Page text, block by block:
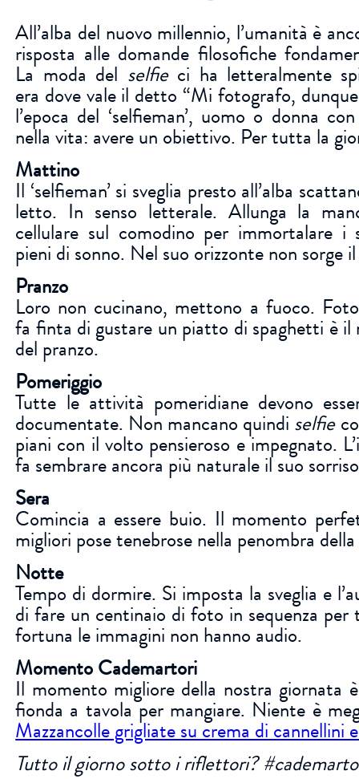
All’alba del nuovo millennio, l’umanità è
risposta alle domande filosofiche
La moda del selfieci ha letteralmente
era dove vale il detto “Mi fotografo,
l’epoca del ‘selfieman’, uomo o donna
nella vita: avere un obiettivo. Per tutta la
Mattino
Il ‘selfieman’ si sveglia presto all’alba
letto. In senso letterale. Allunga la
cellulare sul comodino per immortalare i
pieni di sonno. Nel suo orizzonte non sorge
Pranzo
Loro non cucinano, mettono a fuoco.
fa finta di gustare un piatto di spaghetti è
del pranzo.
Pomeriggio
Tutte le attività pomeridiane devono
documentate. Non mancano quindi selfie
piani con il volto pensieroso e impegnato.
fa sembrare ancora più naturale il suo
Sera
Comincia a essere buio. Il momento
migliori pose tenebrose nella penombra
Notte
Tempo di dormire. Si imposta la sveglia e
di fare un centinaio di foto in sequenza
fortuna le immagini non hanno audio.
Momento Cademartori
Il momento migliore della nostra giornata
fionda a tavola per mangiare. Niente è
Mazzancolle grigliate su crema di cannellini
Tutto il giorno sotto i riflettori?